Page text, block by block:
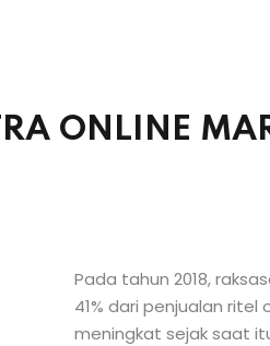
ONLINE
Pada tahun 2018,
41% dari penjualan ritel
meningkat sejak saat